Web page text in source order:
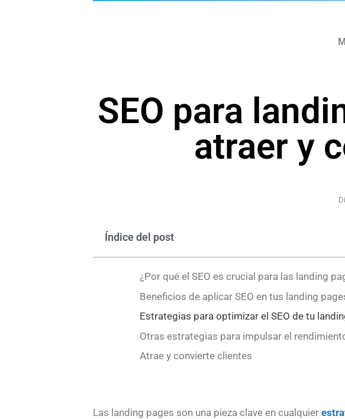
SEO para
atraer y
Índice del post
¿Por qué el SEO es crucial para las landing
Beneficios de aplicar SEO en tus landing
Estrategias para optimizar el SEO de tu
Otras estrategias para impulsar el
Atrae y convierte clientes
Las landing pages son una pieza clave en cualquier